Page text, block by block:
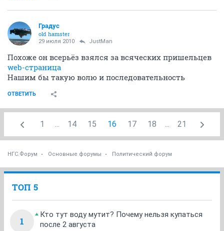
Градус
old hamster
29 июля 2010 JustMan
Похоже он всерьёз взялся за всяческих пришельцев
web-страница
Нашим бы такую волю и последовательность
ОТВЕТИТЬ
1 ... 14 15 16 17 18 ... 21
НГС.Форум Основные форумы Политический форум
ТОП 5
1
Кто тут воду мутит? Почему нельзя купаться
после 2 августа